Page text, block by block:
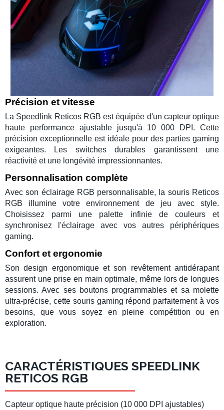
Précision et vitesse
La Speedlink Reticos RGB est équipée d'un capteur optique
haute performance ajustable jusqu'à 10 000 DPI . Cette
précision exceptionnelle est idéale pour des parties gaming
exigeantes. Les switchesdurables garantissent une
réactivité et une longévité impressionnantes.
Personnalisation complète
Avec son éclairage RGB personnalisable, la souris Reticos
RGB illumine votre environnement de jeu avec style.
Choisissez parmi une palette infinie de couleurs et
synchronisez l'éclairage avec vos autres périphériques
gaming.
Confort et ergonomie
Son design ergonomique et son revêtement antidérapant
assurent une prise en main optimale, même lors de longues
sessions. Avec ses boutons programmables et sa molette
ultra-précise, cette souris gaming répond parfaitement à vos
besoins, que vous soyez en pleine compétition ou en
exploration.
CARACTÉRISTIQUES SPEEDLINK
RETICOS RGB
Capteur optique haute précision (10 000 DPI ajustables)